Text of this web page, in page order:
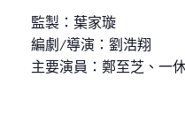
監製：葉家璇
編劇/導演：劉浩翔
主要演員：鄭至芝、一